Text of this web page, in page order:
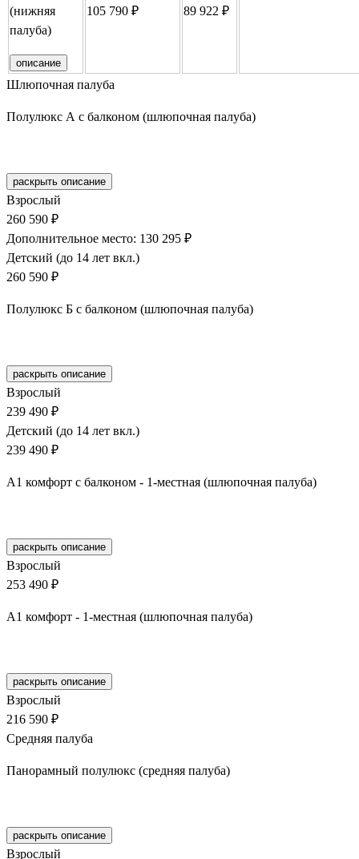
(нижняя
палуба)
описание
105 790 ₽ 89 922 ₽
Шлюпочная палуба
Полулюкс А с балконом (шлюпочная палуба)
раскрыть описание
Взрослый
260 590 ₽
Дополнительное место: 130 295 ₽
Детский (до 14 лет вкл.)
260 590 ₽
Полулюкс Б с балконом (шлюпочная палуба)
раскрыть описание
Взрослый
239 490 ₽
Детский (до 14 лет вкл.)
239 490 ₽
А1 комфорт с балконом - 1-местная (шлюпочная палуба)
раскрыть описание
Взрослый
253 490 ₽
А1 комфорт - 1-местная (шлюпочная палуба)
раскрыть описание
Взрослый
216 590 ₽
Средняя палуба
Панорамный полулюкс (средняя палуба)
раскрыть описание
Взрослый